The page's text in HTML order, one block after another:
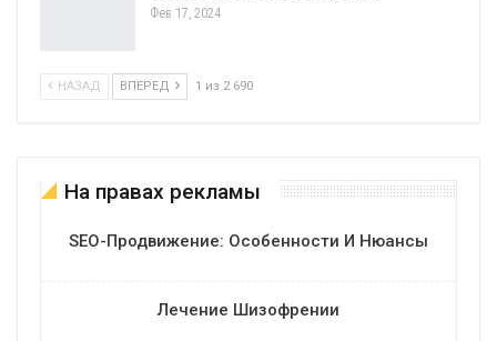
Фев 17, 2024
НАЗАД ВПЕРЕД 1 из 2 690
На правах рекламы
SEO-Продвижение: Особенности И Нюансы
Лечение Шизофрении